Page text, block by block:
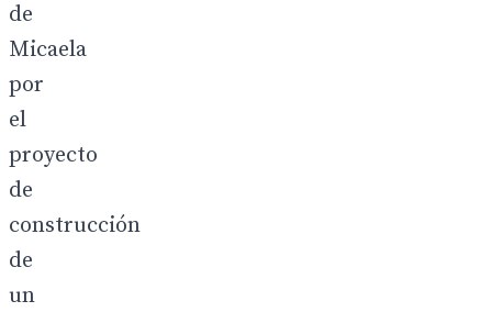
de
Micaela
por
el
proyecto
de
construcción
de
un